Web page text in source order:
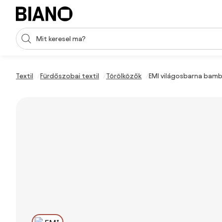
Navigáció kihagyása, ugrás a tartalomra
Keresési bevitel
Textil Fürdőszobai textil Törölközők EMI világosbarna